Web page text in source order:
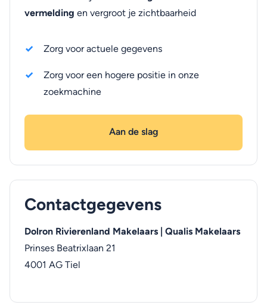
vermelding en vergroot je zichtbaarheid
Zorg voor actuele gegevens
Zorg voor een hogere positie in onze
zoekmachine
Aan de slag
Contactgegevens
Dolron Rivierenland Makelaars | Qualis Makelaars
Prinses Beatrixlaan 21
4001 AG Tiel